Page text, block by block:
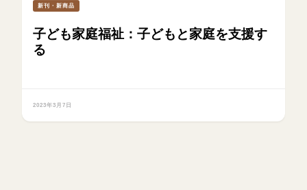
新刊・新商品
子ども家庭福祉：子どもと家庭を支援す
る
2023年3月7日